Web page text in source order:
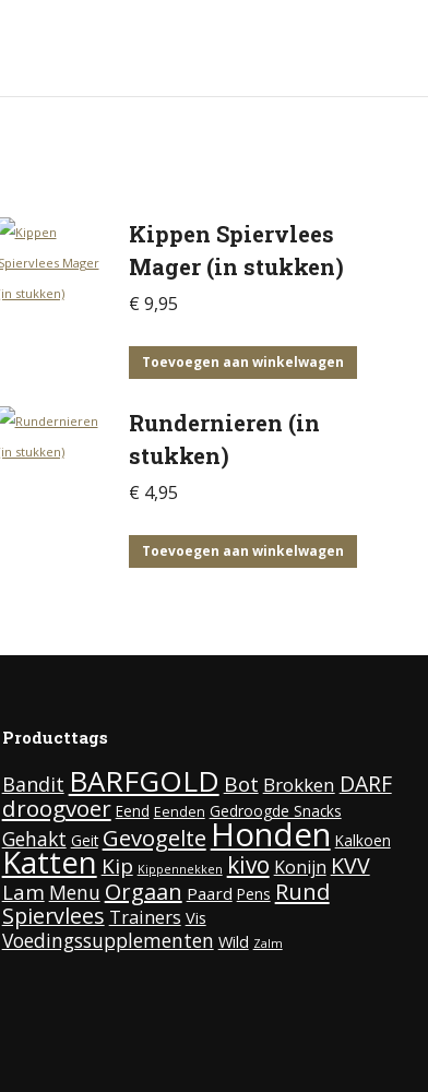
Kippen Spiervlees
Mager (in stukken)
€ 9,95
Toevoegen aan winkelwagen
Rundernieren (in
stukken)
€ 4,95
Toevoegen aan winkelwagen
Producttags
Bandit BARFGOLD Bot Brokken DARF
droogvoer Eend Eenden Gedroogde Snacks
Gehakt Geit Gevogelte Honden Kalkoen
Katten Kip Kippennekken kivo Konijn KVV
Lam Menu Orgaan Paard Pens Rund
Spiervlees Trainers Vis
Voedingssupplementen Wild Zalm